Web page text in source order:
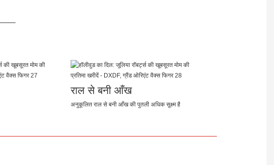
राल से बनी आँख
अनुकूलित राल से बनी आँख की पुतली अधिक सूक्ष्म है